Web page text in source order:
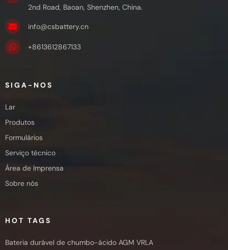
2nd Road, Baoan, Shenzhen, China.
info@csbattery.cn
+8613612867133
SIGA-NOS
Lar
Produtos
Formulários
Serviço técnico
Área de Imprensa
Sobre nós
HOT TAGS
Bateria durável de chumbo-ácido AGM VRLA